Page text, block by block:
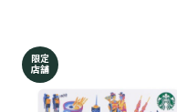
限定
店舗